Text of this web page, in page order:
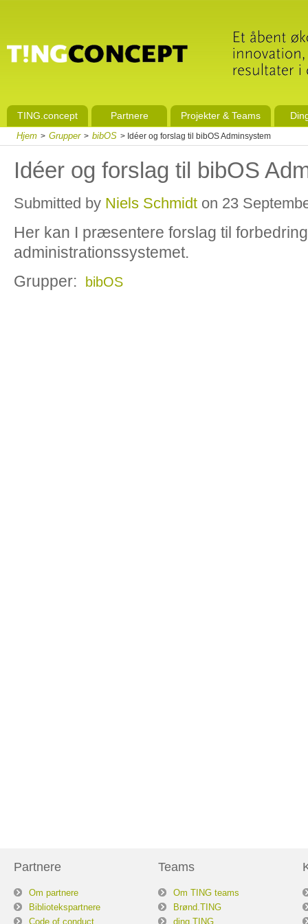
TING.concept Partnere Projekter & Teams
Hjem > Grupper > bibOS > Idéer og forslag til bibOS Adminsystem
Idéer og forslag til bibOS
Submitted by Niels Schmidt on 23
Her kan I præsentere forslag til
administrationssystemet.
Grupper:
bibOS
Partnere
Om partnere
Bibliotekspartnere
Code of conduct
Teams
Om TING teams
Brønd.TING
ding.TING